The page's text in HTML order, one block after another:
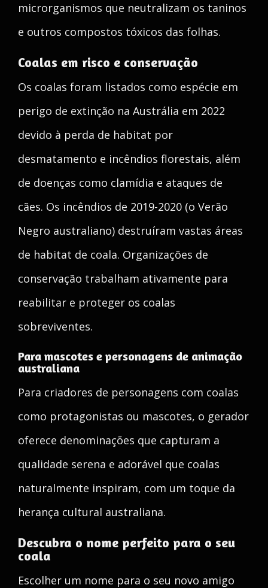
microrganismos que neutralizam os taninos
e outros compostos tóxicos das folhas.
Coalas em risco e conservação
Os coalas foram listados como espécie em
perigo de extinção na Austrália em 2022
devido à perda de habitat por
desmatamento e incêndios florestais, além
de doenças como clamídia e ataques de
cães. Os incêndios de 2019-2020 (o Verão
Negro australiano) destruíram vastas áreas
de habitat de coala. Organizações de
conservação trabalham ativamente para
reabilitar e proteger os coalas
sobreviventes.
Para mascotes e personagens de animação
australiana
Para criadores de personagens com coalas
como protagonistas ou mascotes, o gerador
oferece denominações que capturam a
qualidade serena e adorável que coalas
naturalmente inspiram, com um toque da
herança cultural australiana.
Descubra o nome perfeito para o seu
coala
Escolher um nome para o seu novo amigo